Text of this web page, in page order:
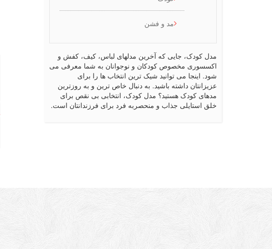
مد و فشن
مدل کودک، جایی که آخرین مدلهای لباس، کیف، کفش و
اکسسوری مخصوص کودکان و نوجوانان به شما معرفی می
شود. اینجا می توانید شیک ترین انتخاب ها را برای
عزیزانتان داشته باشید. به دنبال خاص ترین و به روزترین
مدهای کودک هستید؟ مدل کودک، انتخابی بی نقص برای
خلق استایلی جذاب و منحصربه فرد برای فرزندانتان است.